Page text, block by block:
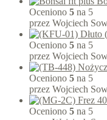
Oceniono 5 na 5
przez Wojciech
Oceniono 5 na 5
przez Wojciech
Oceniono 5 na 5
przez Wojciech
Oceniono 5 na 5